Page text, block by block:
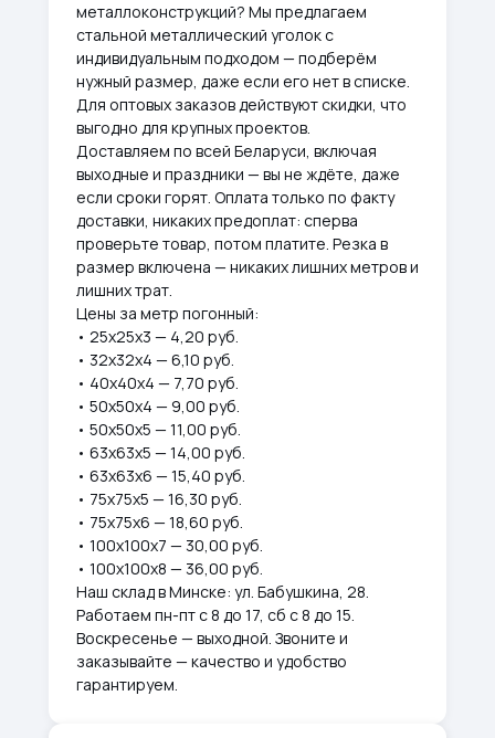
металлоконструкций? Мы предлагаем
стальной металлический уголок с
индивидуальным подходом — подберём
нужный размер, даже если его нет в списке.
Для оптовых заказов действуют скидки, что
выгодно для крупных проектов.
Доставляем по всей Беларуси, включая
выходные и праздники — вы не ждёте, даже
если сроки горят. Оплата только по факту
доставки, никаких предоплат: сперва
проверьте товар, потом платите. Резка в
размер включена — никаких лишних метров и
лишних трат.
Цены за метр погонный:
• 25х25х3 — 4,20 руб.
• 32х32х4 — 6,10 руб.
• 40х40х4 — 7,70 руб.
• 50х50х4 — 9,00 руб.
• 50х50х5 — 11,00 руб.
• 63х63х5 — 14,00 руб.
• 63х63х6 — 15,40 руб.
• 75х75х5 — 16,30 руб.
• 75х75х6 — 18,60 руб.
• 100х100х7 — 30,00 руб.
• 100х100х8 — 36,00 руб.
Наш склад в Минске: ул. Бабушкина, 28.
Работаем пн-пт с 8 до 17, сб с 8 до 15.
Воскресенье — выходной. Звоните и
заказывайте — качество и удобство
гарантируем.